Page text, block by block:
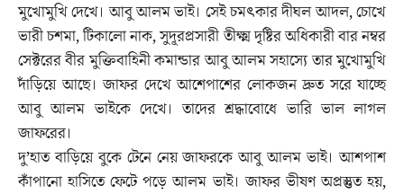
মুখোমুখি দেখে। আবু আলম ভাই। সেই চমৎকার দীঘল আদল, চোখে
ভারী চশমা, টিকালো নাক, সুদূরপ্রসারী তীক্ষ্ম দৃষ্টির অধিকারী বার নম্বর
সেক্টরের বীর মুক্তিবাহিনী কমান্ডার আবু আলম সহাস্যে তার মুখোমুখি
দাঁড়িয়ে আছে। জাফর দেখে আশেপাশের লোকজন দ্রুত সরে যাচ্ছে
আবু আলম ভাইকে দেখে। তাদের শ্রদ্ধাবোধে ভারি ভাল লাগল
জাফরের।
দু’হাত বাড়িয়ে বুকে টেনে নেয় জাফরকে আবু আলম ভাই। আশপাশ
কাঁপানো হাসিতে ফেটে পড়ে আলম ভাই। জাফর ভীষণ অপ্রস্তুত হয়,